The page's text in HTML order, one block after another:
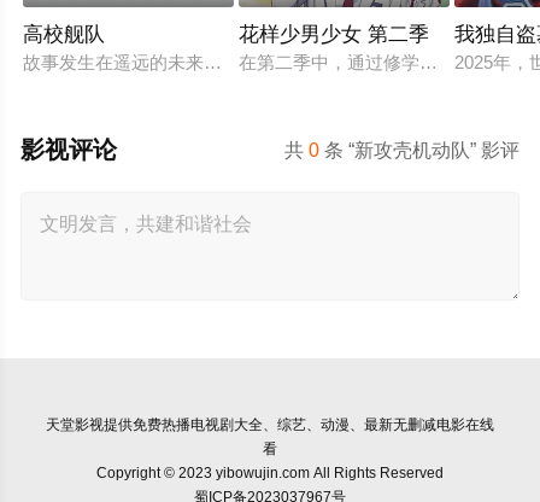
高校舰队
故事发生在遥远的未来，彼时，大陆板块的活动令海水渐渐淹
花样少男少女 第二季
在第二季中，通过修学旅行和舞会等
我独自
2025年，
共0 条 “新攻壳机动队” 影评
影视评论
天堂影视提供免费热播电视剧大全、综艺、动漫、最新无删减电影在线
看
Copyright © 2023 yibowujin.com All Rights Reserved
蜀ICP备2023037967号